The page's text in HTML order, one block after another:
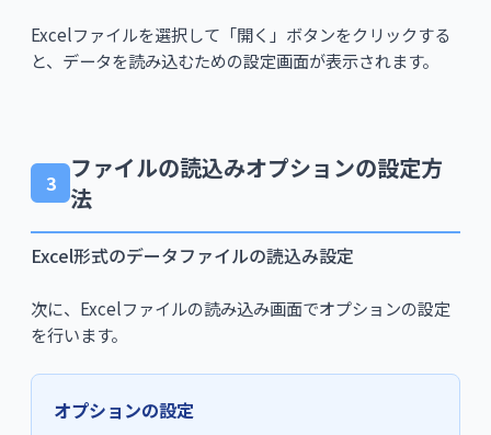
Excelファイルを選択して「開く」ボタンをクリックする
と、データを読み込むための設定画面が表示されます。
3
ファイルの読込みオプションの設定方
法
Excel形式のデータファイルの読込み設定
次に、Excelファイルの読み込み画面でオプションの設定
を行います。
オプションの設定